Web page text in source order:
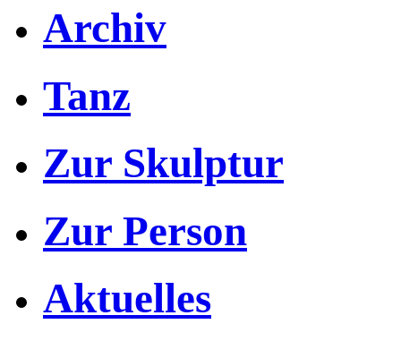
Archiv
Tanz
Zur Skulptur
Zur Person
Aktuelles